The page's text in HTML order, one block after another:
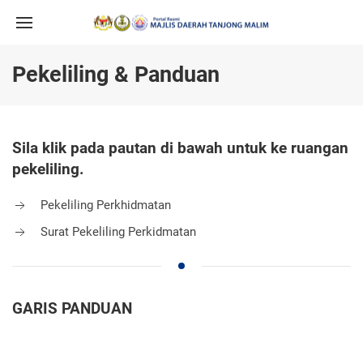
Pekeliling & Panduan
Sila klik pada pautan di bawah untuk ke ruangan
pekeliling.
Pekeliling Perkhidmatan
Surat Pekeliling Perkidmatan
GARIS PANDUAN